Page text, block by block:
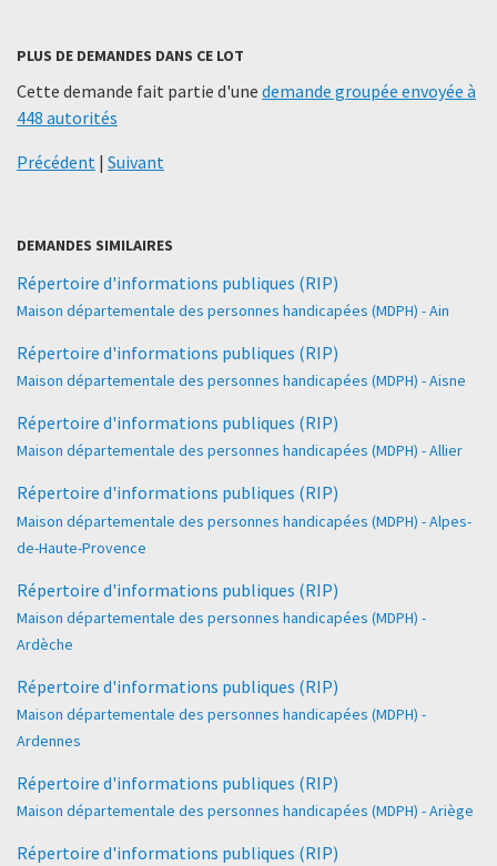
PLUS DE DEMANDES DANS CE LOT
Cette demande fait partie d'une demande groupée envoyée à
448 autorités
Précédent | Suivant
DEMANDES SIMILAIRES
Répertoire d'informations publiques (RIP)
Maison départementale des personnes handicapées (MDPH) - Ain
Répertoire d'informations publiques (RIP)
Maison départementale des personnes handicapées (MDPH) - Aisne
Répertoire d'informations publiques (RIP)
Maison départementale des personnes handicapées (MDPH) - Allier
Répertoire d'informations publiques (RIP)
Maison départementale des personnes handicapées (MDPH) - Alpes-
de-Haute-Provence
Répertoire d'informations publiques (RIP)
Maison départementale des personnes handicapées (MDPH) -
Ardèche
Répertoire d'informations publiques (RIP)
Maison départementale des personnes handicapées (MDPH) -
Ardennes
Répertoire d'informations publiques (RIP)
Maison départementale des personnes handicapées (MDPH) - Ariège
Répertoire d'informations publiques (RIP)